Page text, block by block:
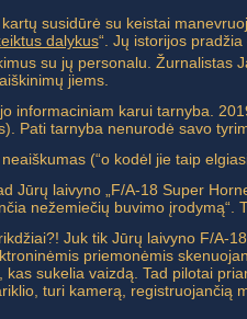
susidūrė su keistai
dalykus“. Jų istorijos pradžia
su jų personalu. Žurnalistas
jiems.
informaciniam karui tarnyba.
Pati tarnyba nenurodė savo
(“o kodėl jie taip
Jūrų laivyno „F/A-18 Super
nežemiečių buvimo įrodymą“.
Juk tik Jūrų laivyno F/A-
priemonėmis
sukelia vaizdą. Tad pilotai
turi kamerą, registruojančią